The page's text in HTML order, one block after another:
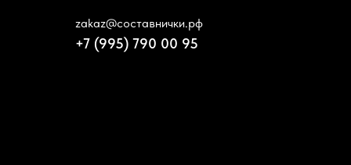
zakaz@составнички.рф
+7 (995) 790 00 95